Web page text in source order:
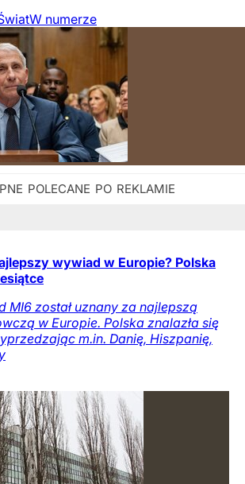
W numerze
wywiad w Europie? Polska
MI6 został uznany za najlepszą
w Europie. Polska znalazła się
m.in. Danię, Hiszpanię,